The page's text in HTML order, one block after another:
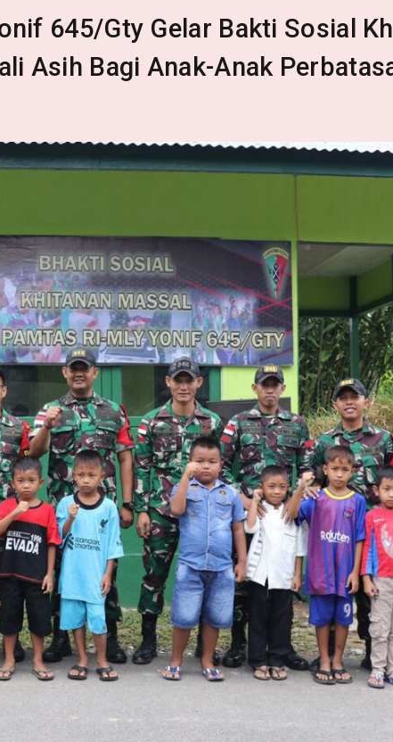
645/Gty Gelar Bakti Sosial
Asih Bagi Anak-Anak